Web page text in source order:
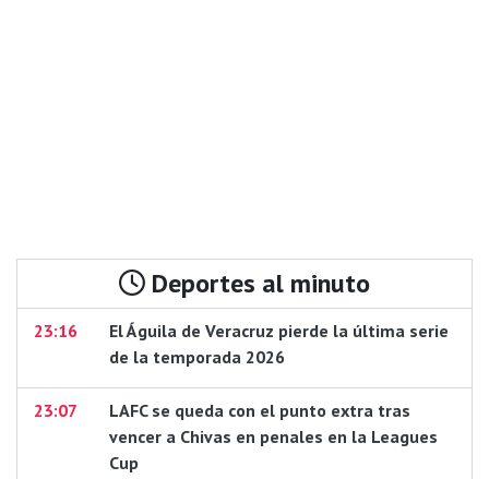
Deportes al minuto
23:16
El Águila de Veracruz pierde la última serie
de la temporada 2026
23:07
LAFC se queda con el punto extra tras
vencer a Chivas en penales en la Leagues
Cup